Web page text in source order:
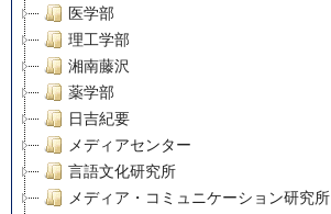
医学部
理工学部
湘南藤沢
薬学部
日吉紀要
メディアセンター
言語文化研究所
メディア・コミュニケーション研究所